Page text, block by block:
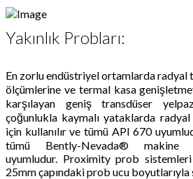
Yakınlık Probları:
En zorlu endüstriyel ortamlarda
ölçümlerine ve termal kasa
karşılayan geniş transdüser
çoğunlukla kaymalı yataklarda
için kullanılır ve tümü API 670
tümü Bently-Nevada® makine
uyumludur. Proximity prob
25mm çapındaki prob ucu boyutlarıyla